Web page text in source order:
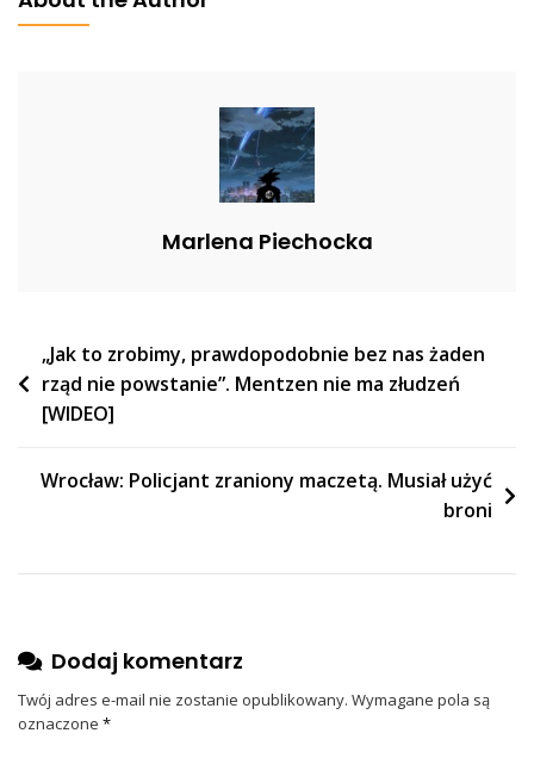
Pilota
[WIDEO]
Marlena Piechocka
Nawigacja
wpisu
„Jak to zrobimy, prawdopodobnie bez nas żaden
rząd nie powstanie”. Mentzen nie ma złudzeń
[WIDEO]
Wrocław: Policjant zraniony maczetą. Musiał użyć
broni
Dodaj komentarz
Twój adres e-mail nie zostanie opublikowany. Wymagane pola są
oznaczone *